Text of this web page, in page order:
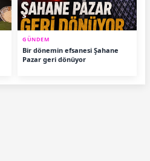
GÜNDEM
Bir dönemin efsanesi Şahane
Pazar geri dönüyor